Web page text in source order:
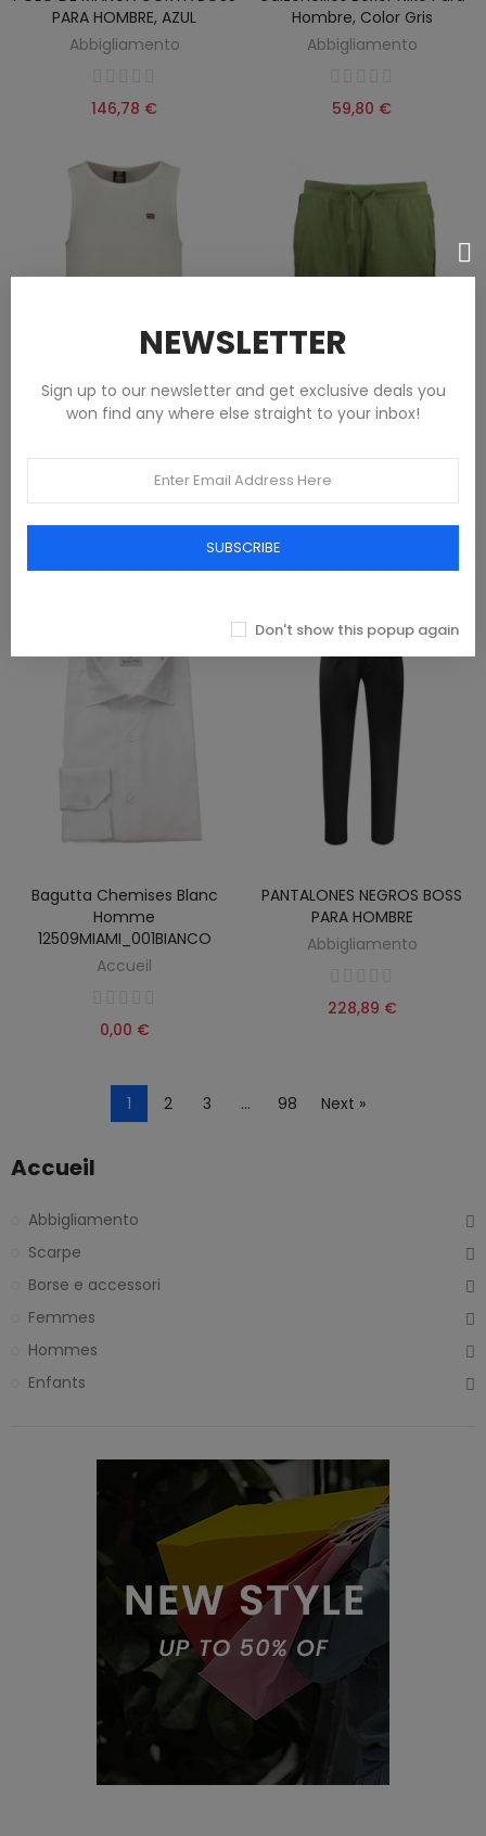
PARA HOMBRE, AZUL
Abbigliamento
146,78 €
Hombre, Color Gris
Abbigliamento
59,80 €
BLANCA PARA HOMBRE
NORUEGA 1963
Abbigliamento
39,00 €
HOMBRE GIAN MARCO VENTURI
Abbigliamento
Bagutta Chemises Blanc
Homme
12509MIAMI_001BIANCO
Accueil
0,00 €
PANTALONES NEGROS BOSS
PARA HOMBRE
Abbigliamento
228,89 €
1 2 3 … 98 Next »
Accueil
Abbigliamento
Scarpe
Borse e accessori
Femmes
Hommes
Enfants
NEWSLETTER
Sign up to our newsletter and get exclusive deals you
won find any where else straight to your inbox!
SUBSCRIBE
Don't show this popup again